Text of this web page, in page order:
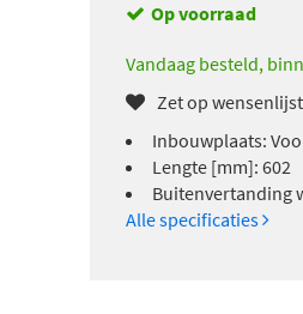
Op voorraad
Vandaag besteld,
Zet op wensenlijst
Inbouwplaats:
Lengte [mm]: 602
Buitenvertanding
Alle specificaties